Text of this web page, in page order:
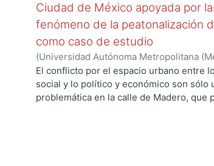
Ciudad de México apoyada por
fenómeno de la peatonalización
como caso de estudio
(Universidad Autónoma Metropolitana
de Servicios de Información.,2015-09)
El conflicto por el espacio urbano entre
social y lo político y económico son sólo
problemática en la calle de Madero, que